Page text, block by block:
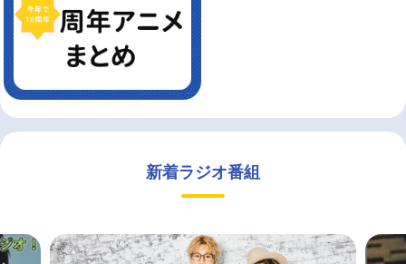
新着ラジオ番組